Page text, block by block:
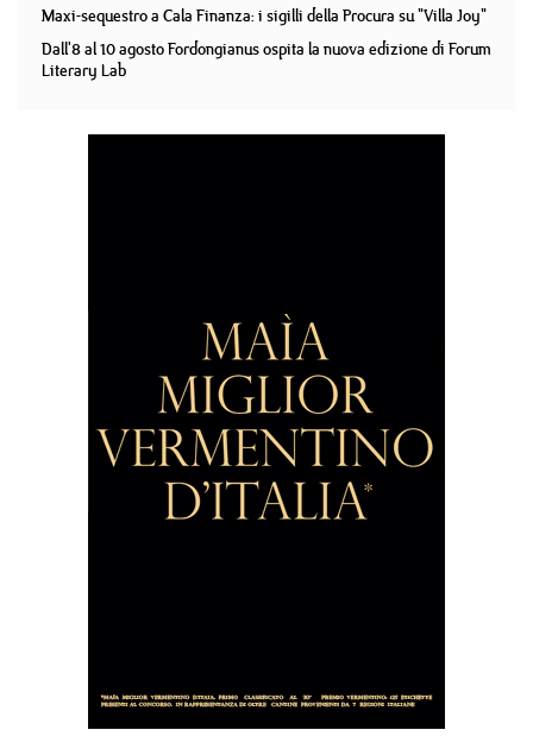
Maxi-sequestro a Cala Finanza: i sigilli della Procura su "Villa Joy"
Dall'8 al 10 agosto Fordongianus ospita la nuova edizione di Forum
Literary Lab